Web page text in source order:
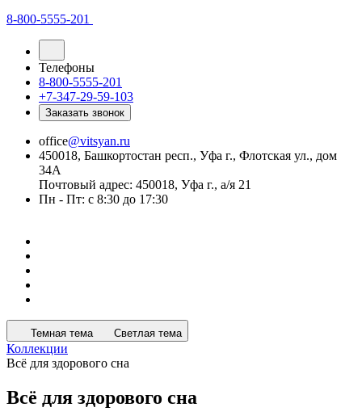
8-800-5555-201
Телефоны
8-800-5555-201
+7-347-29-59-103
Заказать звонок
office@vitsyan.ru
450018, Башкортостан респ., Уфа г., Флотская ул., дом
34А
Почтовый адрес: 450018, Уфа г., а/я 21
Пн - Пт: с 8:30 до 17:30
Темная тема Светлая тема
Коллекции
Всё для здорового сна
Всё для здорового сна